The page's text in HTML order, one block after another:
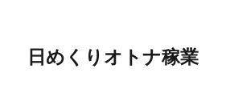
日めくりオトナ稼業